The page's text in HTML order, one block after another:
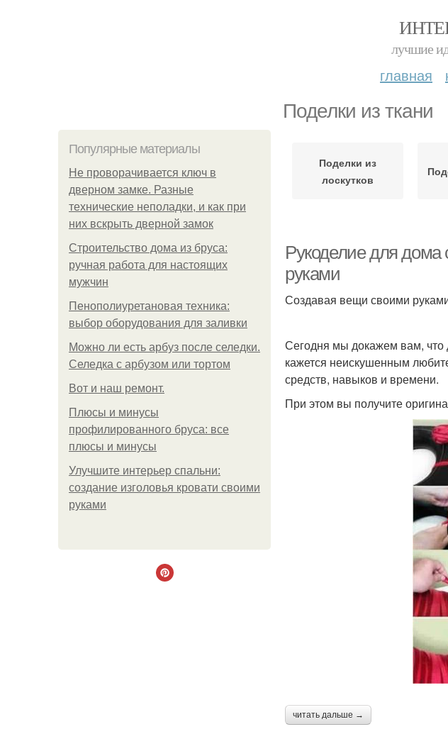
лучшие
главная
Поделки из ткани
Популярные материалы
Не проворачивается ключ в
дверном замке. Разные
технические неполадки, и как при
них вскрыть дверной замок
Строительство дома из бруса:
ручная работа для настоящих
мужчин
Пенополиуретановая техника:
выбор оборудования для заливки
Можно ли есть арбуз после селедки.
Селедка с арбузом или тортом
Boт и наш ремoнт.
Плюсы и минусы
профилированного бруса: все
плюсы и минусы
Улучшите интерьер спальни:
создание изголовья кровати своими
руками
Поделки из
лоскутков
Рукоделие для
руками
Создавая вещи своими
Сегодня мы докажем вам, что
кажется неискушенным
средств, навыков и времени.
При этом вы получите
читать дальше →